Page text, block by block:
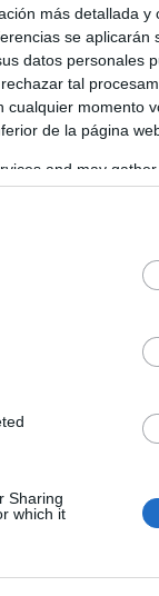
más detallada y
se aplicarán
datos personales
tal
cualquier momento
de la página
and may
You may click
Sharing
which it
de los medios
ha dejado
que
el valor de una
con la realidad